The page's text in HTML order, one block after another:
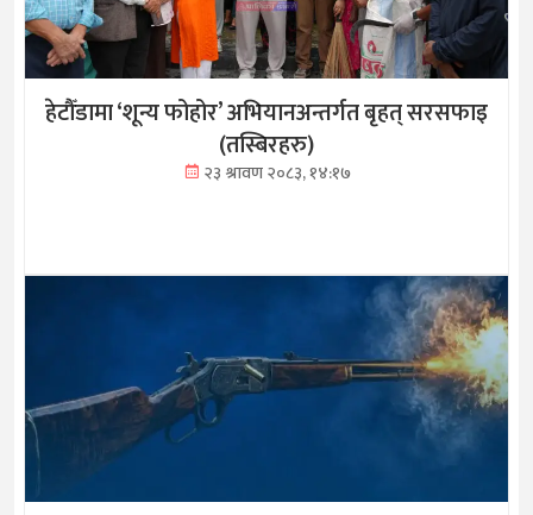
हेटौँडामा ‘शून्य फोहोर’ अभियानअन्तर्गत बृहत् सरसफाइ
(तस्बिरहरु)
२३ श्रावण २०८३, १४:१७